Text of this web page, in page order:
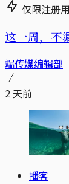
仅限注册
这一周，不
端传媒编辑部
2 天前
播客